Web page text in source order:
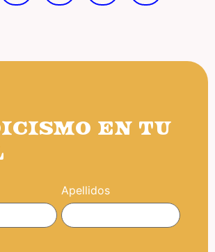
EN TU
Apellidos